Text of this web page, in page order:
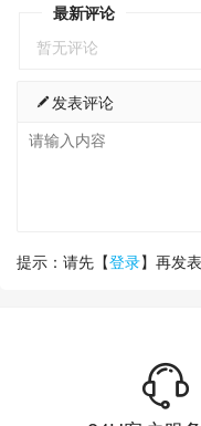
最新评论
暂无评论
发表评论
提示：请先【登录】再发